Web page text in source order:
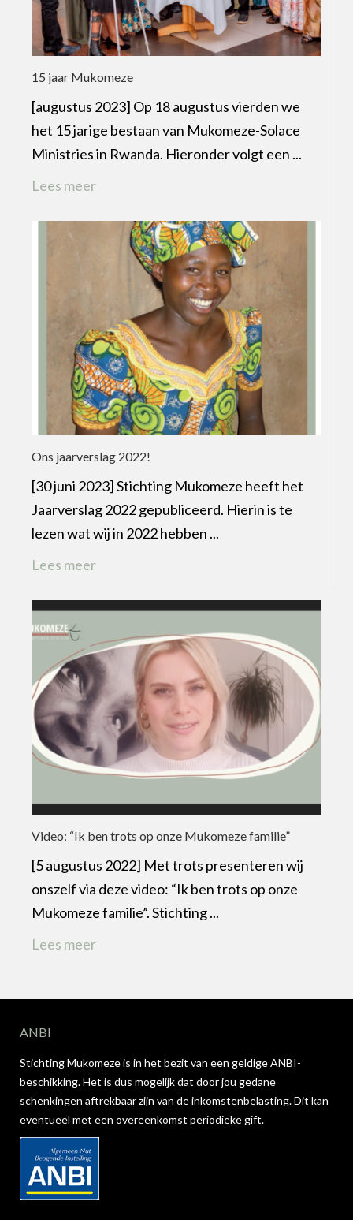
15 jaar Mukomeze
[augustus 2023] Op 18 augustus vierden we
het 15 jarige bestaan van Mukomeze-Solace
Ministries in Rwanda. Hieronder volgt een ...
Lees meer
Ons jaarverslag 2022!
[30 juni 2023] Stichting Mukomeze heeft het
Jaarverslag 2022 gepubliceerd. Hierin is te
lezen wat wij in 2022 hebben ...
Lees meer
Video: “Ik ben trots op onze Mukomeze familie”
[5 augustus 2022] Met trots presenteren wij
onszelf via deze video: “Ik ben trots op onze
Mukomeze familie”. Stichting ...
Lees meer
ANBI
Stichting Mukomeze is in het bezit van een geldige ANBI-
beschikking. Het is dus mogelijk dat door jou gedane
schenkingen aftrekbaar zijn van de inkomstenbelasting. Dit kan
eventueel met een overeenkomst periodieke gift.